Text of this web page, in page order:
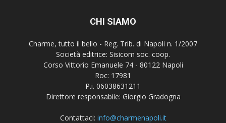
CHI SIAMO
Charme, tutto il bello - Reg. Trib. di Napoli n. 1/2007
Società editrice: Sisicom soc. coop.
Corso Vittorio Emanuele 74 - 80122 Napoli
Roc: 17981
P.i. 06038631211
Direttore responsabile: Giorgio Gradogna
Contattaci: info@charmenapoli.it